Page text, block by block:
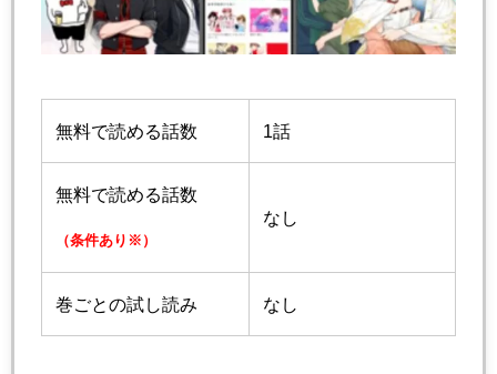
無料で読める話数 1話
無料で読める話数
（条件あり※）
なし
巻ごとの試し読み なし